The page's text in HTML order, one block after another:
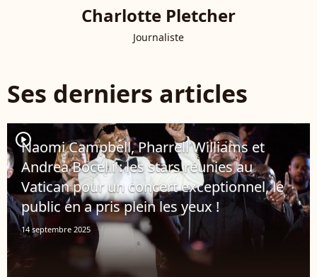
Charlotte Pletcher
Journaliste
Ses derniers articles
player2
Naomi Campbell, Pharrell Williams et
Andrea Bocelli : les stars réunies au
Vatican pour un concert exceptionnel, le
public en a pris plein les yeux !
14 septembre 2025